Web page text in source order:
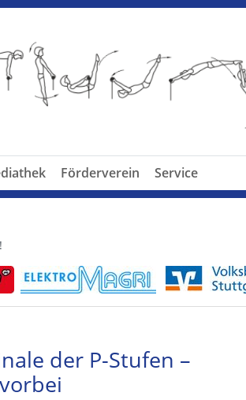
Förderverein Service
der P-Stufen –